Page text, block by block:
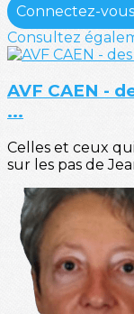
Connectez-
Consultez
AVF CAEN -
...
Celles et ceux
sur les pas de